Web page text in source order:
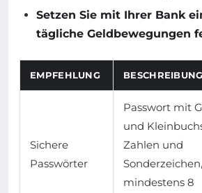
Setzen Sie mit Ihrer Bank
tägliche Geldbewegungen
EMPFEHLUNG BESCHREIBUNG
Sichere
Passwörter
Passwort mit
und
Zahlen und
Sonderzeichen,
mindestens 8